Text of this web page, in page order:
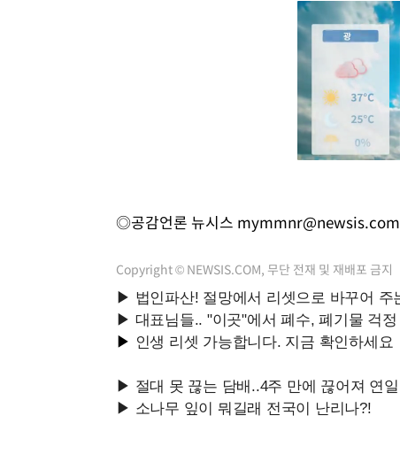
◎공감언론 뉴시스 mymmnr@newsis.com
Copyright © NEWSIS.COM, 무단 전재 및 재배포 금지